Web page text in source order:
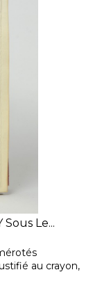
Le...
au crayon,